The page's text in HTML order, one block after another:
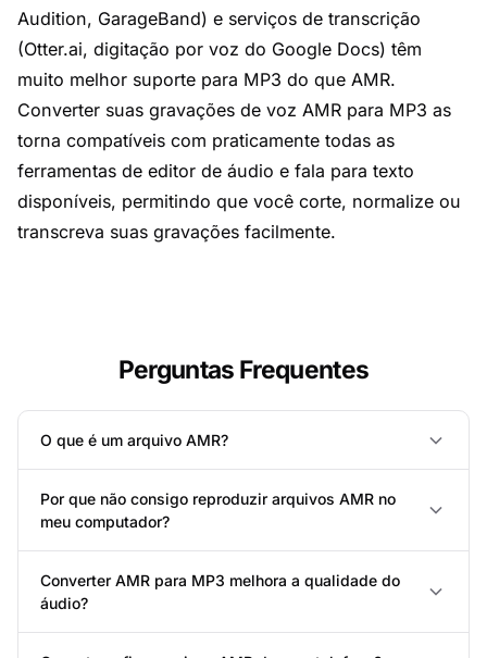
Audition, GarageBand) e serviços de transcrição
(Otter.ai, digitação por voz do Google Docs) têm
muito melhor suporte para MP3 do que AMR.
Converter suas gravações de voz AMR para MP3 as
torna compatíveis com praticamente todas as
ferramentas de editor de áudio e fala para texto
disponíveis, permitindo que você corte, normalize ou
transcreva suas gravações facilmente.
Perguntas Frequentes
O que é um arquivo AMR?
Por que não consigo reproduzir arquivos AMR no
meu computador?
Converter AMR para MP3 melhora a qualidade do
áudio?